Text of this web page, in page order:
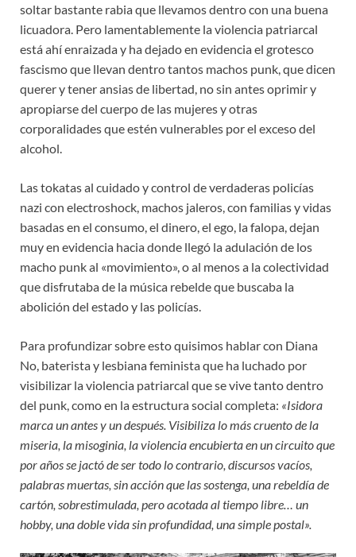
soltar bastante rabia que llevamos dentro con una buena
licuadora. Pero lamentablemente la violencia patriarcal
está ahí enraizada y ha dejado en evidencia el grotesco
fascismo que llevan dentro tantos machos punk, que dicen
querer y tener ansias de libertad, no sin antes oprimir y
apropiarse del cuerpo de las mujeres y otras
corporalidades que estén vulnerables por el exceso del
alcohol.
Las tokatas al cuidado y control de verdaderas policías
nazi con electroshock, machos jaleros, con familias y vidas
basadas en el consumo, el dinero, el ego, la falopa, dejan
muy en evidencia hacia donde llegó la adulación de los
macho punk al «movimiento», o al menos a la colectividad
que disfrutaba de la música rebelde que buscaba la
abolición del estado y las policías.
Para profundizar sobre esto quisimos hablar con Diana
No, baterista y lesbiana feminista que ha luchado por
visibilizar la violencia patriarcal que se vive tanto dentro
del punk, como en la estructura social completa: «Isidora
marca un antes y un después. Visibiliza lo más cruento de la
miseria, la misoginia, la violencia encubierta en un circuito que
por años se jactó de ser todo lo contrario, discursos vacíos,
palabras muertas, sin acción que las sostenga, una rebeldía de
cartón, sobrestimulada, pero acotada al tiempo libre… un
hobby, una doble vida sin profundidad, una simple postal».